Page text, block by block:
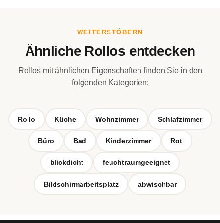
WEITERSTÖBERN
Ähnliche Rollos entdecken
Rollos mit ähnlichen Eigenschaften finden Sie in den
folgenden Kategorien:
Rollo Küche Wohnzimmer Schlafzimmer
Büro Bad Kinderzimmer Rot
blickdicht feuchtraumgeeignet
Bildschirmarbeitsplatz abwischbar